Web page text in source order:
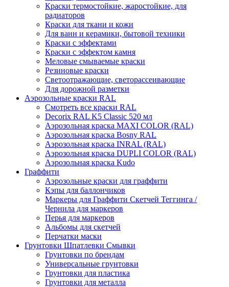
Краски термостойкие, жаростойкие, для
радиаторов
Краски для ткани и кожи
Для ванн и керамики, бытовой техники
Краски с эффектами
Краски с эффектом камня
Меловые смываемые краски
Резиновые краски
Светоотражающие, светорассеивающие
Для дорожной разметки
Аэрозольные краски RAL
Смотреть все краски RAL
Decorix RAL K5 Classic 520 мл
Аэрозольная краска MAXI COLOR (RAL)
Аэрозольная краска Bosny RAL
Аэрозольная краска INRAL (RAL)
Аэрозольная краска DUPLI COLOR (RAL)
Аэрозольная краска Kudo
Граффити
Аэрозольные краски для граффити
Кэпы для баллончиков
Маркеры для Граффити Скетчей Теггинга /
Чернила для маркеров
Перья для маркеров
Альбомы для скетчей
Перчатки маски
Грунтовки Шпатлевки Смывки
Грунтовки по брендам
Универсальные грунтовки
Грунтовки для пластика
Грунтовки для металла